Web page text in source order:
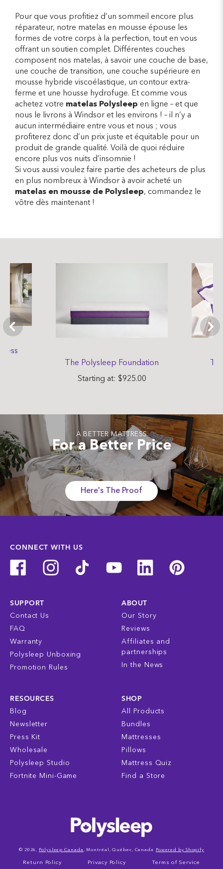
Pour que vous profitiez d’un sommeil encore plus
réparateur, notre matelas en mousse épouse les
formes de votre corps à la perfection, tout en vous
offrant un soutien complet. Différentes couches
composent nos matelas, à savoir une couche de base,
une couche de transition, une couche supérieure en
mousse hybride viscoélastique, un contour extra-
ferme et une housse hydrofuge. Et comme vous
achetez votre matelas Polysleep en ligne – et que
nous le livrons à Windsor et les environs ! – il n’y a
aucun intermédiaire entre vous et nous ; vous
profiterez donc d’un prix juste et équitable pour un
produit de grande qualité. Voilà de quoi réduire
encore plus vos nuits d’insomnie !
Si vous aussi voulez faire partie des acheteurs de plus
en plus nombreux à Windsor à avoir acheté un
matelas en mousse de Polysleep, commandez le
vôtre dès maintenant !
The Polysleep Foundation
Starting at: $925.00
A BETTER MATTRESS
For a Better Price
Here's The Proof
CONNECT WITH US
SUPPORT
Contact Us
FAQ
Warranty
Polysleep Unboxing
Promotion Rules
ABOUT
Our Story
Reviews
Affiliates and
partnerships
In the News
RESOURCES
Blog
Newsletter
Press Kit
Wholesale
Polysleep Studio
Fortnite Mini-Game
SHOP
All Products
Bundles
Mattresses
Pillows
Mattress Quiz
Find a Store
Return Policy Privacy Policy Terms of Service
© 2026, Polysleep Canada , Montréal, Québec, Canada Powered by Shopify